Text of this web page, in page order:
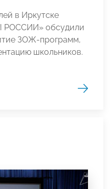
в Иркутске
РОССИИ» обсудили
ЗОЖ-программ,
школьников.